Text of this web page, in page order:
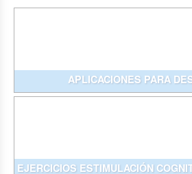
APLICACIONES PARA
EJERCICIOS ESTIMULACIÓN